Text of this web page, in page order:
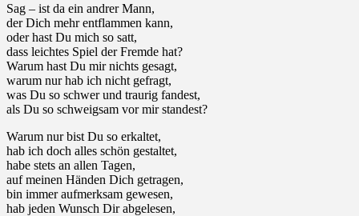
Sag – ist da ein andrer Mann,
der Dich mehr entflammen kann,
oder hast Du mich so satt,
dass leichtes Spiel der Fremde hat?
Warum hast Du mir nichts gesagt,
warum nur hab ich nicht gefragt,
was Du so schwer und traurig fandest,
als Du so schweigsam vor mir standest?
Warum nur bist Du so erkaltet,
hab ich doch alles schön gestaltet,
habe stets an allen Tagen,
auf meinen Händen Dich getragen,
bin immer aufmerksam gewesen,
hab jeden Wunsch Dir abgelesen,